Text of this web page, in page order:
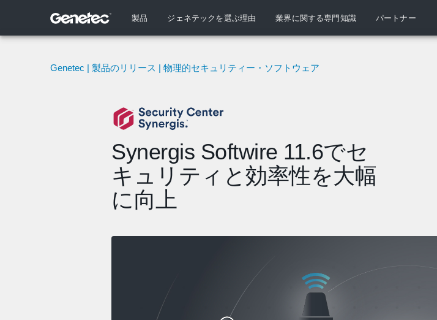
製品 ジェネテックを選ぶ理由 業界に関する専門知識 パートナー
Genetec | 製品のリリース | 物理的セキュリティー・ソフトウェア
Synergis Softwire 11.6でセ
キュリティと効率性を大幅
に向上